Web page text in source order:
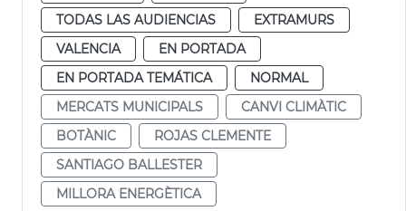
TODAS LAS AUDIENCIAS
EXTRAMURS
VALENCIA
EN PORTADA
EN PORTADA TEMÁTICA
NORMAL
MERCATS MUNICIPALS
CANVI CLIMÀTIC
BOTÀNIC
ROJAS CLEMENTE
SANTIAGO BALLESTER
MILLORA ENERGÈTICA